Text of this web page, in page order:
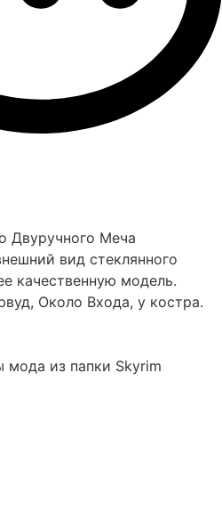
вид стеклянного
качественную модель.
Около Входа, у костра.
мода из папки Skyrim